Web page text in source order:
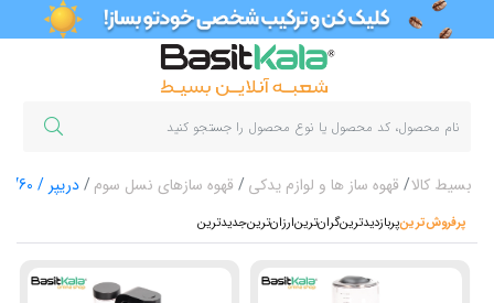
بسیط کالا قهوه ساز ها و لوازم یدکی قهوه سازهای نسل سوم دریپر / V60
پرفروش‌ترین‌پربازدیدترینگران‌ترینارزان‌ترینجدیدترین